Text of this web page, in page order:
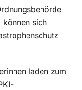
können sich
laden zum